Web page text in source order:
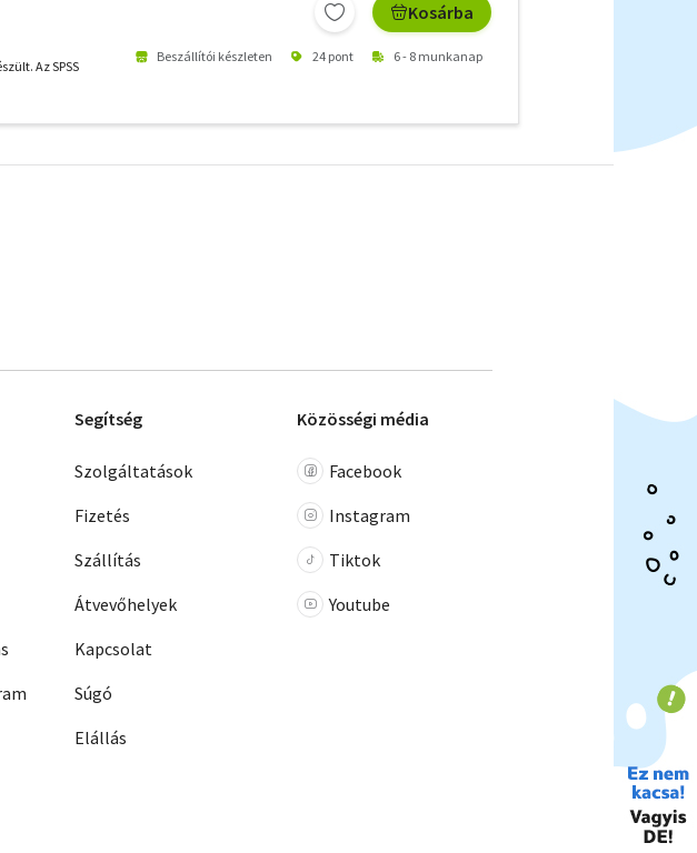
Az SPSS
Kosárba
Beszállítói készleten 24 pont 6 - 8 munkanap
Segítség
Szolgáltatások
Fizetés
Szállítás
Átvevőhelyek
Kapcsolat
Súgó
Elállás
Közösségi média
Facebook
Instagram
Tiktok
Youtube